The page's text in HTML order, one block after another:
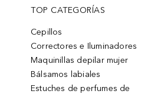
TOP CATEGORÍAS
Cepillos
Correctores e Iluminadores
Maquinillas depilar mujer
Bálsamos labiales
Estuches de perfumes de